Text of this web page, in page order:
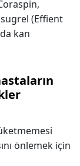
(Effient
kan
önlemek için